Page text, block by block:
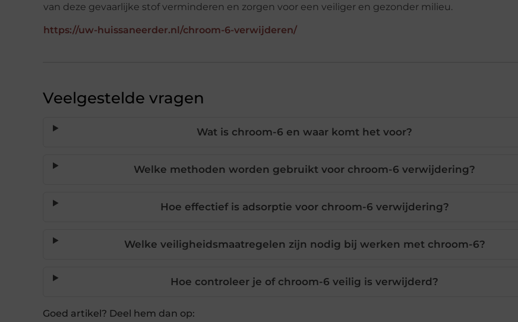
van deze gevaarlijke stof verminderen en zorgen voor een veiliger en gezonder milieu.
https://uw-huissaneerder.nl/chroom-6-verwijderen/
Veelgestelde vragen
Wat is chroom-6 en waar komt het voor?
Welke methoden worden gebruikt voor chroom-6 verwijdering?
Hoe effectief is adsorptie voor chroom-6 verwijdering?
Welke veiligheidsmaatregelen zijn nodig bij werken met chroom-6?
Hoe controleer je of chroom-6 veilig is verwijderd?
Goed artikel? Deel hem dan op: